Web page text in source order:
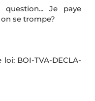
Je paye
se trompe?
BOI-TVA-DECLA-